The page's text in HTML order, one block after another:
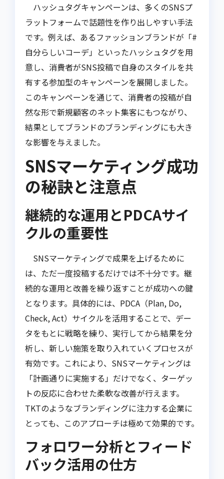
ハッシュタグキャンペーンは、多くのSNSプ
ラットフォームで話題性を作り出しやすい手法
です。例えば、あるファッションブランドが「#
自分らしいコーデ」といったハッシュタグを用
意し、消費者がSNS投稿で自身のスタイルを共
有する参加型のキャンペーンを展開しました。
このキャンペーンを通じて、消費者の投稿が自
然な形で新規顧客のネット集客にもつながり、
結果としてブランドのブランディングにも大き
な影響を与えました。
SNSマーケティング成功
の秘訣と注意点
継続的な運用とPDCAサイ
クルの重要性
SNSマーケティングで成果を上げるために
は、ただ一度投稿するだけでは不十分です。継
続的な運用と改善を繰り返すことが成功への鍵
となります。具体的には、PDCA（Plan, Do,
Check, Act）サイクルを活用することで、デー
タをもとに戦略を練り、実行してから結果を分
析し、新しい施策を取り入れていくプロセスが
有効です。これにより、SNSマーケティングは
「計画通りに実施する」だけでなく、ターゲッ
トの反応に合わせた柔軟な改善が行えます。
TKTのようなブランディングに注力する企業に
とっても、このアプローチは極めて効果的です。
フォロワー分析とフィード
バック活用の仕方